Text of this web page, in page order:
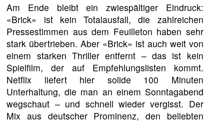
Am Ende bleibt ein zwiespältiger Eindruck:
«Brick» ist kein Totalausfall, die zahlreichen
Pressestimmen aus dem Feuilleton haben sehr
stark übertrieben. Aber «Brick» ist auch weit von
einem starken Thriller entfernt – das ist kein
Spielfilm, der auf Empfehlungslisten kommt.
Netflix liefert hier solide 100 Minuten
Unterhaltung, die man an einem Sonntagabend
wegschaut – und schnell wieder vergisst. Der
Mix aus deutscher Prominenz, den beliebten